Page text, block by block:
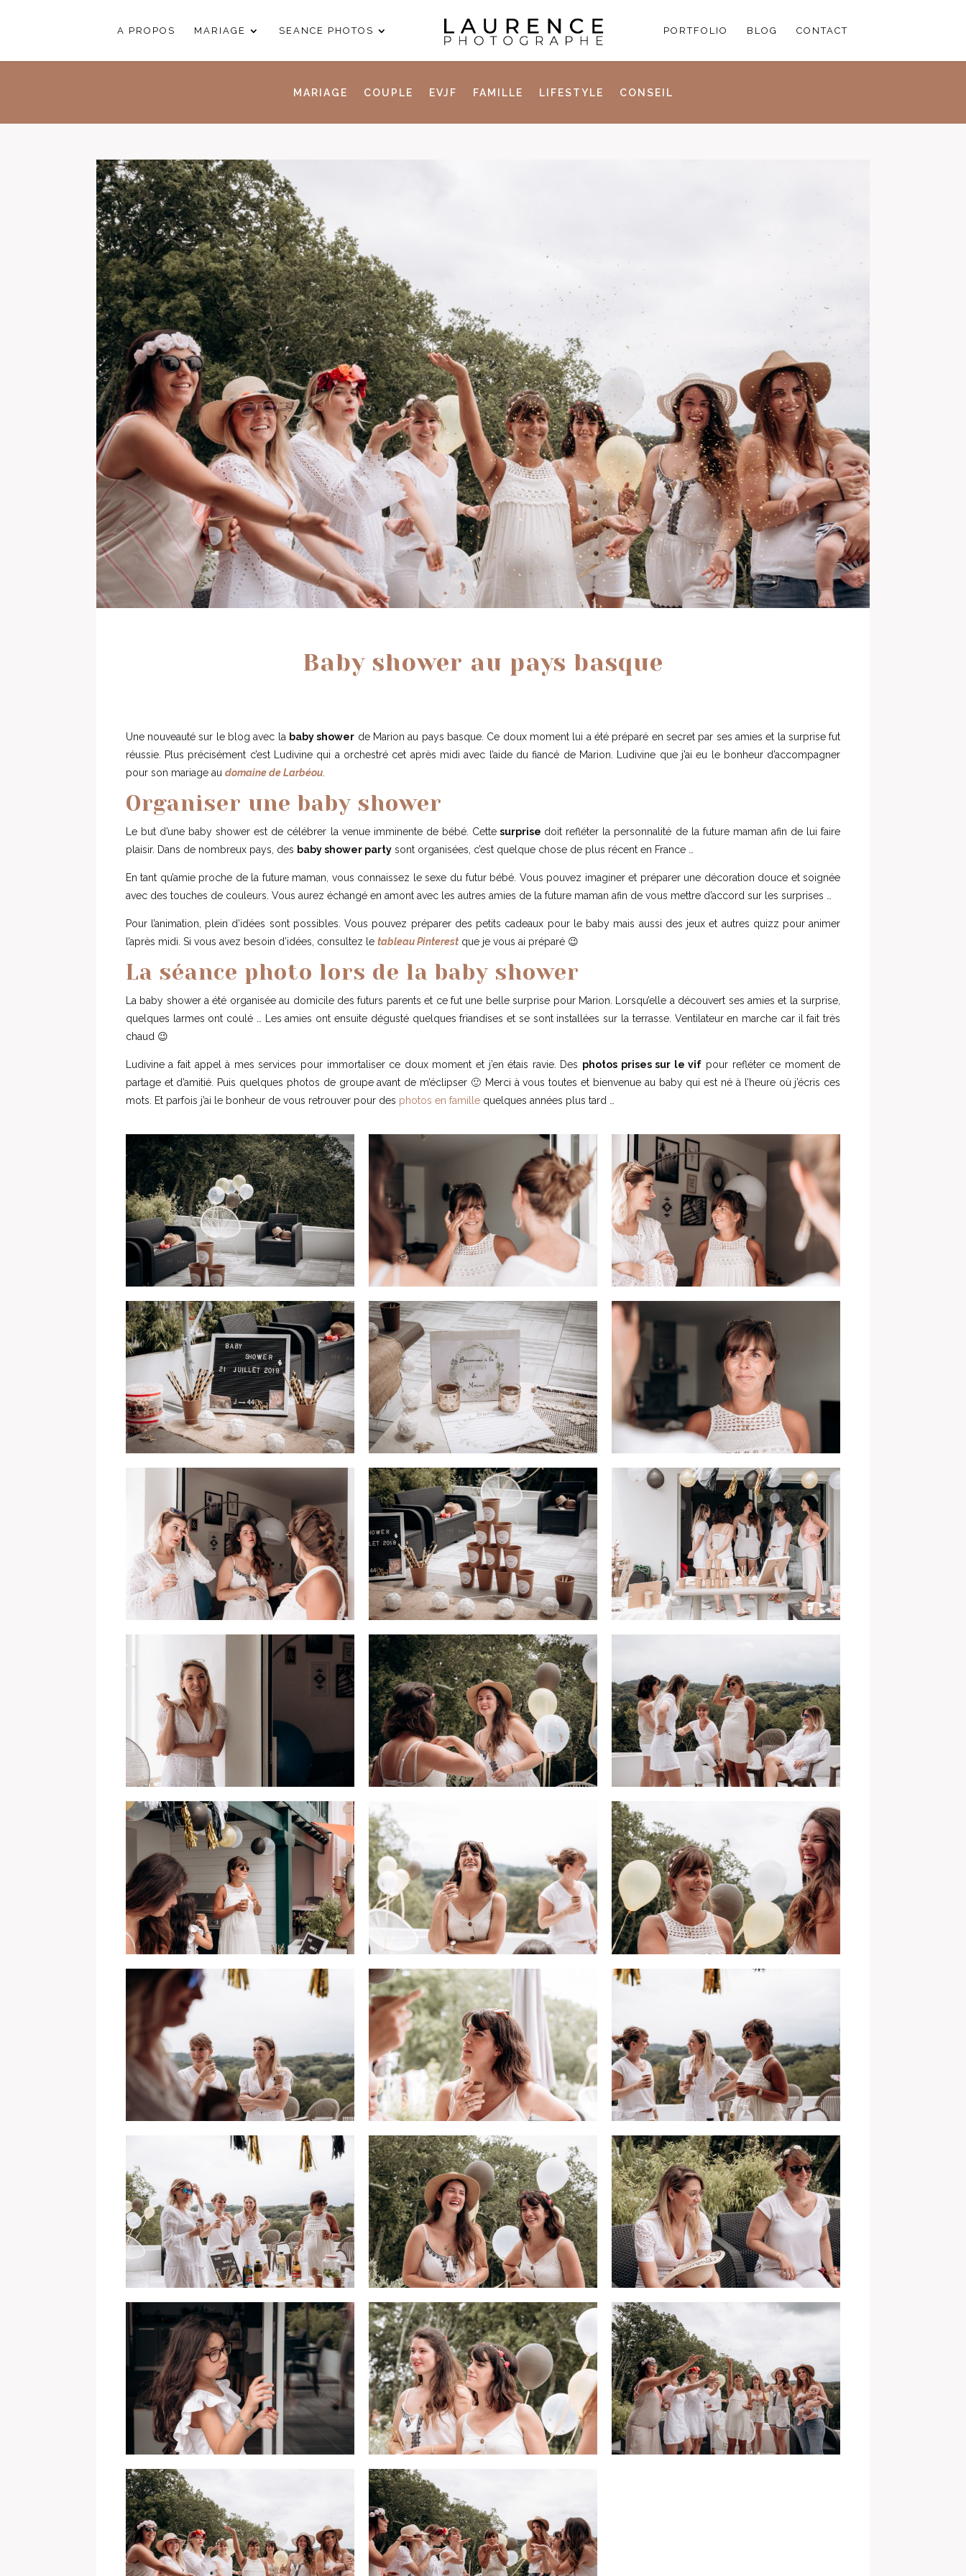
A PROPOS MARIAGE SEANCE PHOTOS PORTFOLIO BLOG CONTACT
MARIAGE COUPLE EVJF FAMILLE LIFESTYLE CONSEIL
Baby shower au pays basque
Une nouveauté sur le blog avec la baby shower de Marion au pays basque. Ce doux moment lui a été préparé en secret par ses amies et la surprise fut
réussie. Plus précisément c’est Ludivine qui a orchestré cet après midi avec l’aide du fiancé de Marion. Ludivine que j’ai eu le bonheur d’accompagner
pour son mariage au domaine de Larbéou.
Organiser une baby shower
Le but d’une baby shower est de célébrer la venue imminente de bébé. Cette surprise doit refléter la personnalité de la future maman afin de lui faire
plaisir. Dans de nombreux pays, des baby shower partysont organisées, c’est quelque chose de plus récent en France …
En tant qu’amie proche de la future maman, vous connaissez le sexe du futur bébé. Vous pouvez imaginer et préparer une décoration douce et soignée
avec des touches de couleurs. Vous aurez échangé en amont avec les autres amies de la future maman afin de vous mettre d’accord sur les surprises …
Pour l’animation, plein d’idées sont possibles. Vous pouvez préparer des petits cadeaux pour le baby mais aussi des jeux et autres quizz pour animer
l’après midi. Si vous avez besoin d’idées, consultez le tableau Pinterestque je vous ai préparé 😉
La séance photo lors de la baby shower
La baby shower a été organisée au domicile des futurs parents et ce fut une belle surprise pour Marion. Lorsqu’elle a découvert ses amies et la surprise,
quelques larmes ont coulé … Les amies ont ensuite dégusté quelques friandises et se sont installées sur la terrasse. Ventilateur en marche car il fait très
chaud 😉
Ludivine a fait appel à mes services pour immortaliser ce doux moment et j’en étais ravie. Des photos prises sur le vif pour refléter ce moment de
partage et d’amitié. Puis quelques photos de groupe avant de m’éclipser 🙂 Merci à vous toutes et bienvenue au baby qui est né à l’heure où j’écris ces
mots. Et parfois j’ai le bonheur de vous retrouver pour des photos en famillequelques années plus tard …